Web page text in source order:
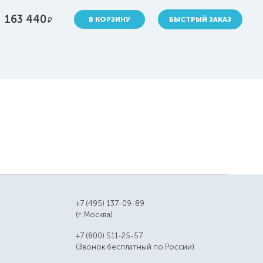
163 440руб. В КОРЗИНУ БЫСТРЫЙ ЗАКАЗ
+7 (495) 137-09-89
(г. Москва)
+7 (800) 511-25-57
(Звонок бесплатный по России)